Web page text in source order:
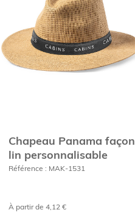
Chapeau Panama façon
lin personnalisable
Référence : MAK-1531
À partir de 4,12 €